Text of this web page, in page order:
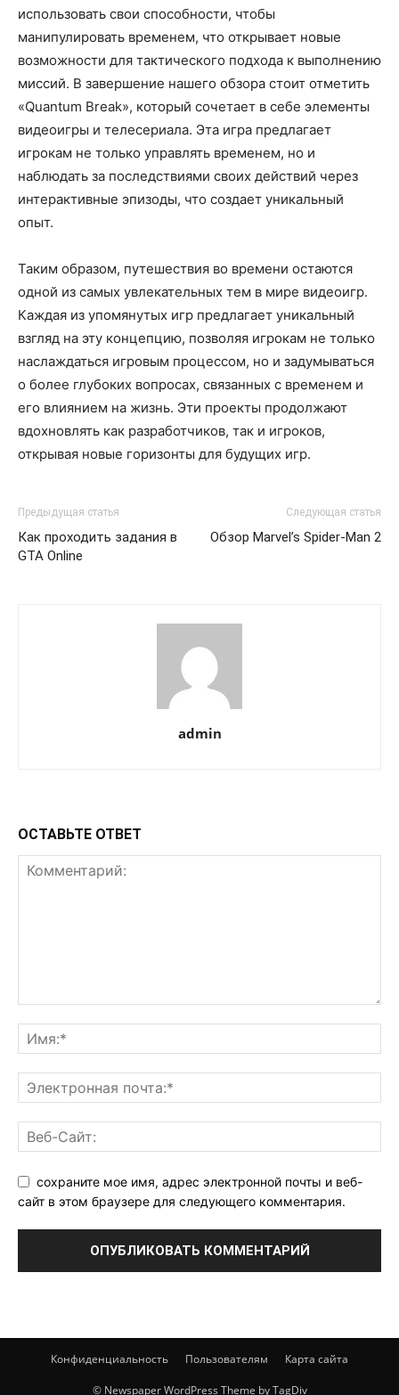
использовать свои способности, чтобы
манипулировать временем, что открывает новые
возможности для тактического подхода к выполнению
миссий. В завершение нашего обзора стоит отметить
«Quantum Break», который сочетает в себе элементы
видеоигры и телесериала. Эта игра предлагает
игрокам не только управлять временем, но и
наблюдать за последствиями своих действий через
интерактивные эпизоды, что создает уникальный
опыт.
Таким образом, путешествия во времени остаются
одной из самых увлекательных тем в мире видеоигр.
Каждая из упомянутых игр предлагает уникальный
взгляд на эту концепцию, позволяя игрокам не только
наслаждаться игровым процессом, но и задумываться
о более глубоких вопросах, связанных с временем и
его влиянием на жизнь. Эти проекты продолжают
вдохновлять как разработчиков, так и игроков,
открывая новые горизонты для будущих игр.
Предыдущая статья
Как проходить задания в
GTA Online
Следующая статья
Обзор Marvel’s Spider-Man 2
admin
ОСТАВЬТЕ ОТВЕТ
сохраните мое имя, адрес электронной почты и веб-
сайт в этом браузере для следующего комментария.
Конфиденциальность Пользователям Карта сайта
© Newspaper WordPress Theme by TagDiv